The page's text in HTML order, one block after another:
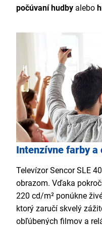
počúvaní hudby alebo
Intenzívne farby
Televízor Sencor SLE
obrazom. Vďaka
220 cd/m² ponúkne
ktorý zaručí skvelý
obľúbených filmov a